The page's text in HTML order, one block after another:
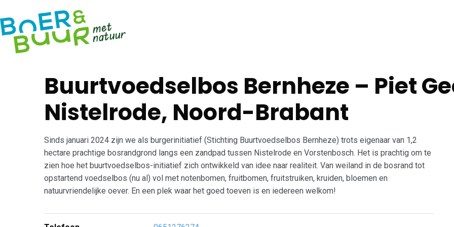
Buurtvoedselbos Bernheze – Piet
Nistelrode, Noord-Brabant
Sinds januari 2024 zijn we als burgerinitiatief (Stichting Buurtvoedselbos Bernheze) trots eigenaar van 1,2
hectare prachtige bosrandgrond langs een zandpad tussen Nistelrode en Vorstenbosch. Het is prachtig om te
zien hoe het buurtvoedselbos-initiatief zich ontwikkeld van idee naar realiteit. Van weiland in de bosrand tot
opstartend voedselbos (nu al) vol met notenbomen, fruitbomen, fruitstruiken, kruiden, bloemen en
natuurvriendelijke oever. En een plek waar het goed toeven is en iedereen welkom!